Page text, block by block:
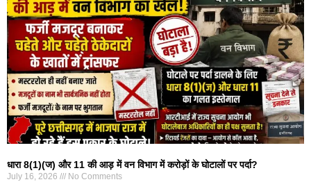
धारा 8(1)(ज) और 11 की आड़ में वन विभाग में करोड़ों के घोटालों पर पर्दा?
July 16, 2026 No Comments